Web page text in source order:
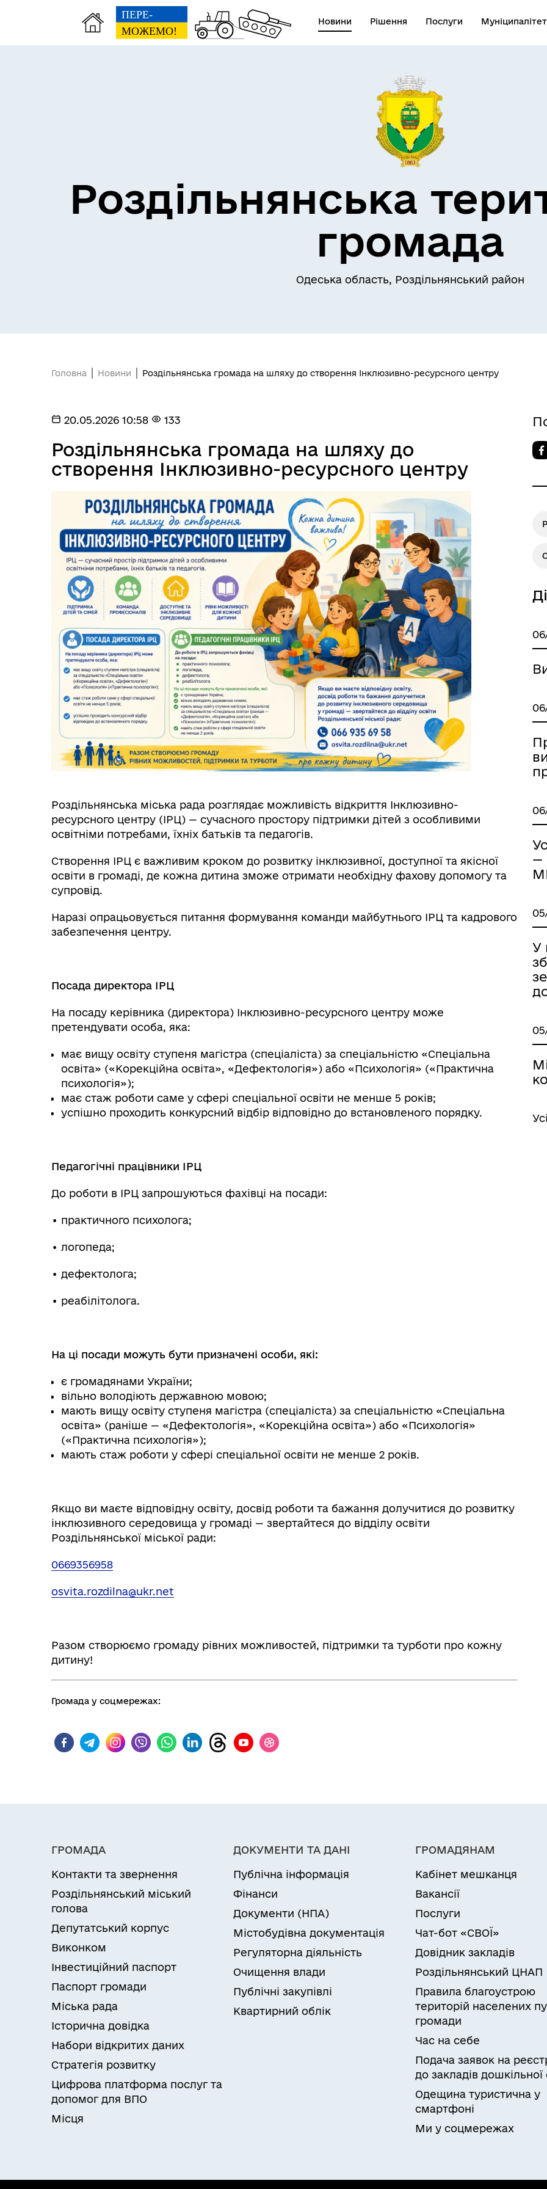
Новини Рішення Послуги Муніципалітет
Засідання виконавчого
комітету
Трансляції
Рада безбар’єрності
Гендерна рівність
Пам’яті військових громади
Учасникам бойових дій
Книга пам'яті полеглих за
Україну
ветеранам та їхнім родинам
Роздільнянська
громада
Одеська область, Роздільнянський район
Головна Новини Роздільнянська громада на шляху до створення Інклюзивно-ресурсного центру
20.05.2026 10:58 133
Роздільнянська громада на шляху до
створення Інклюзивно-ресурсного центру
Роздільнянська міська рада розглядає можливість відкриття Інклюзивно-
ресурсного центру (ІРЦ) — сучасного простору підтримки дітей з особливими
освітніми потребами, їхніх батьків та педагогів.
Створення ІРЦ є важливим кроком до розвитку інклюзивної, доступної та якісної
освіти в громаді, де кожна дитина зможе отримати необхідну фахову допомогу та
супровід.
Наразі опрацьовується питання формування команди майбутнього ІРЦ та кадрового
забезпечення центру.
Посада директора ІРЦ
На посаду керівника (директора) Інклюзивно-ресурсного центру може
претендувати особа, яка:
має вищу освіту ступеня магістра (спеціаліста) за спеціальністю «Спеціальна
освіта» («Корекційна освіта», «Дефектологія») або «Психологія» («Практична
психологія»);
має стаж роботи саме у сфері спеціальної освіти не менше 5 років;
успішно проходить конкурсний відбір відповідно до встановленого порядку.
Педагогічні працівники ІРЦ
До роботи в ІРЦ запрошуються фахівці на посади:
• практичного психолога;
• логопеда;
• дефектолога;
• реабілітолога.
На ці посади можуть бути призначені особи, які:
є громадянами України;
вільно володіють державною мовою;
мають вищу освіту ступеня магістра (спеціаліста) за спеціальністю «Спеціальна
освіта» (раніше — «Дефектологія», «Корекційна освіта») або «Психологія»
(«Практична психологія»);
мають стаж роботи у сфері спеціальної освіти не менше 2 років.
Якщо ви маєте відповідну освіту, досвід роботи та бажання долучитися до розвитку
інклюзивного середовища у громаді — звертайтеся до відділу освіти
Роздільнянської міської ради:⠀
0669356958
osvita.rozdilna@ukr.net
Разом створюємо громаду рівних можливостей, підтримки та турботи про кожну
дитину!
Громада у соцмережах:
—
У
ГРОМАДА
Контакти та звернення
Роздільнянський міський
голова
Депутатський корпус
Виконком
Інвестиційний паспорт
Паспорт громади
Міська рада
Історична довідка
Набори відкритих даних
Стратегія розвитку
Цифрова платформа послуг та
допомог для ВПО
Місця
ДОКУМЕНТИ ТА ДАНІ
Публічна інформація
Фінанси
Документи (НПА)
Містобудівна документація
Регуляторна діяльність
Очищення влади
Публічні закупівлі
Квартирний облік
ГРОМАДЯНАМ
Кабінет мешканця
Вакансії
Послуги
Чат-бот «СВОЇ»
Довідник закладів
Роздільнянський ЦНАП
Правила благоустрою
територій населених
громади
Час на себе
Подача заявок на
до закладів дошкільної
Одещина туристична у
смартфоні
Ми у соцмережах